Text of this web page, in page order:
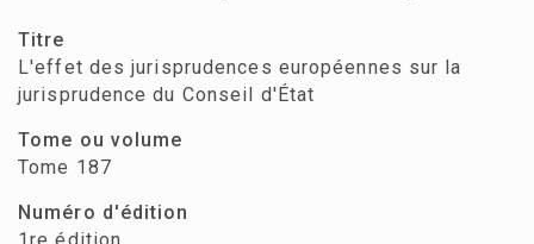
Titre
L'effet des jurisprudences européennes sur la
jurisprudence du Conseil d'État
Tome ou volume
Tome 187
Numéro d'édition